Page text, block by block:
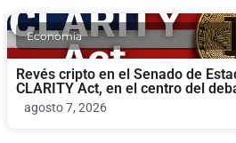
Economia
Revés cripto en el Senado de
CLARITY Act, en el centro del
agosto 7, 2026